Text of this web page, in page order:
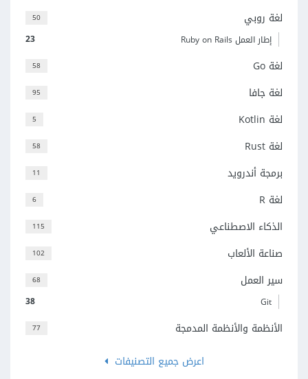
50 لغة روبي
23 إطار العمل Ruby on Rails
58 لغة Go
95 لغة جافا
5 لغة Kotlin
58 لغة Rust
11 برمجة أندرويد
6 لغة R
115 الذكاء الاصطناعي
102 صناعة الألعاب
68 سير العمل
38 Git
77
الأنظمة والأنظمة المدمجة
اعرض جميع التصنيفات